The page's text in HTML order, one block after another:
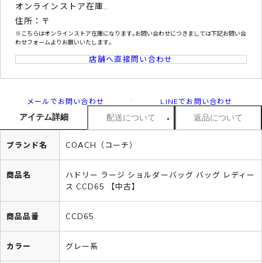
オンラインストア在庫..
住所：〒
※こちらはオンラインストア在庫になります｡お問い合わせにつきましては下記お問い合
わせフォームよりお願いいたします｡
店舗へ直接問い合わせ
メールでお問い合わせ LINEでお問い合わせ
アイテム詳細 配送について 返品について
ブランド名 COACH（コーチ）
商品名
ハドリー ラージ ショルダーバッグ バッグ レディー
ス CCD65 【中古】
商品品番 CCD65
カラー グレー系